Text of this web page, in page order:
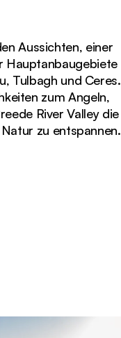
Aussichten, einer
Hauptanbaugebiete
Tulbagh und Ceres.
zum Angeln,
River Valley die
zu entspannen.